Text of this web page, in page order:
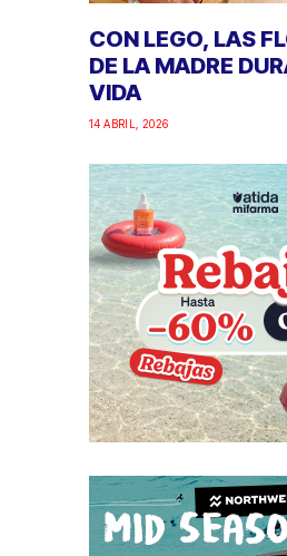
CON LEGO, LAS
DE LA MADRE
VIDA
14 ABRIL, 2026